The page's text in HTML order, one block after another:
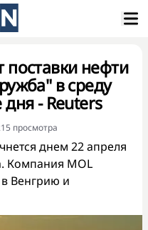
поставки нефти
в среду
- Reuters
просмотра
днем 22 апреля
Компания MOL
Венгрию и